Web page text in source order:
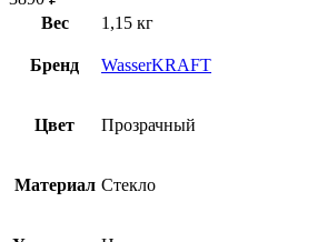
Вес
1,15 кг
Бренд WasserKRAFT
Цвет Прозрачный
Материал Стекло